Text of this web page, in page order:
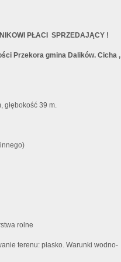
PŁACI SPRZEDAJĄCY !
Przekora gmina Dalików. Cicha ,
głębokość 39 m.
rolne
terenu: płasko. Warunki wodno-